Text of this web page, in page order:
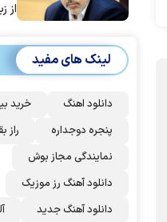
از
لینک های مفید
دانلود اهنگ
خرید
پنجره دوجداره
راز
نمایندگی مجاز بوش
دانلود آهنگ رز‌ موزیک
دانلود آهنگ جدید